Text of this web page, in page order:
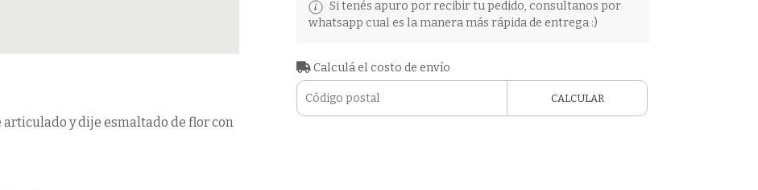
y dije esmaltado de flor con
Si tenés apuro por recibir tu pedido, consultanos por
whatsapp cual es la manera más rápida de entrega :)
Calculá el costo de envío
CALCULAR